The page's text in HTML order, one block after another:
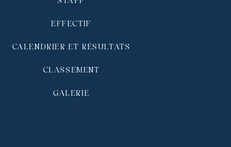
EFFECTIF
CALENDRIER ET RÉSULTATS
CLASSEMENT
GALERIE